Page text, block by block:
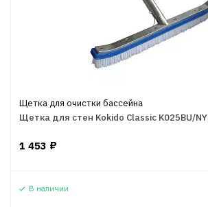
Щетка для очистки бассейна
Щетка для стен Kokido Classic K025BU/NY
1 453 ₽
В наличии